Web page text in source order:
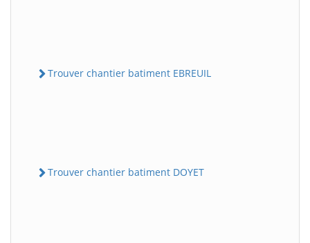
Trouver chantier batiment EBREUIL
Trouver chantier batiment DOYET